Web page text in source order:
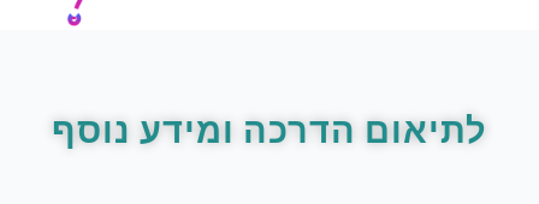
לתיאום הדרכה ומידע נוסף